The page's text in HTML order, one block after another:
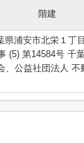
階建
県浦安市北栄１丁
(5) 第14584号 千
、公益社団法人